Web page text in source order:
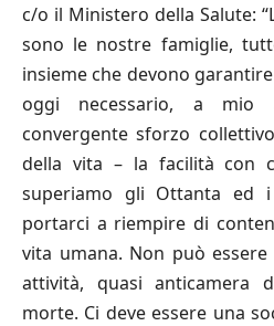
c/o il Ministero della Salute:
sono le nostre famiglie,
insieme che devono
oggi necessario, a mio
convergente sforzo
della vita – la facilità con
superiamo gli Ottanta ed
portarci a riempire di
vita umana. Non può
attività, quasi anticamera
morte. Ci deve essere una